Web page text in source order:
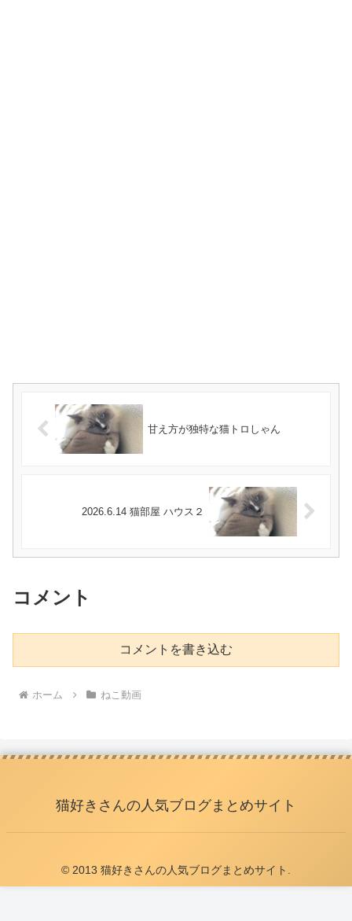
甘え方が独特な猫トロしゃん
2026.6.14 猫部屋 ハウス２
コメント
コメントを書き込む
ホーム ねこ動画
猫好きさんの人気ブログまとめサイト
© 2013 猫好きさんの人気ブログまとめサイト.